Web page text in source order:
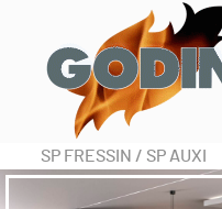
SP FRESSIN / SP AUXI